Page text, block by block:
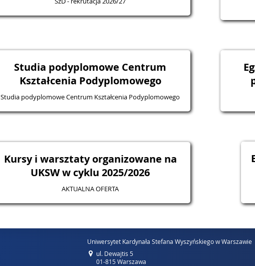
Studia podyplomowe Centrum
Kształcenia Podyplomowego
Studia podyplomowe Centrum Kształcenia Podyplomowego
Kursy i warsztaty organizowane na
UKSW w cyklu 2025/2026
AKTUALNA OFERTA
Uniwersytet Kardynała Stefana Wyszyńskiego w Warszawie
ul. Dewajtis 5
01-815 Warszawa